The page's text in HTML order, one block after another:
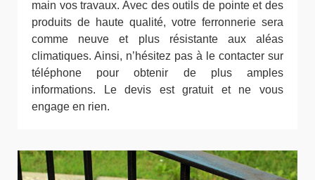
main vos travaux. Avec des outils de pointe et des
produits de haute qualité, votre ferronnerie sera
comme neuve et plus résistante aux aléas
climatiques. Ainsi, n’hésitez pas à le contacter sur
téléphone pour obtenir de plus amples
informations. Le devis est gratuit et ne vous
engage en rien.